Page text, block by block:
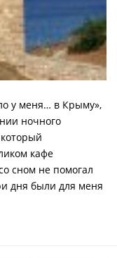
у меня… в Крыму»,
ночного
кафе
сном не помогал
дня были для меня